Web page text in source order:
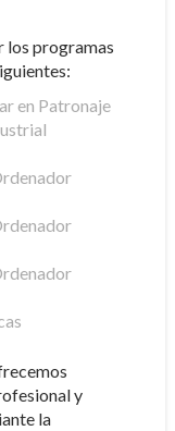
los programas
en Patronaje
y
la